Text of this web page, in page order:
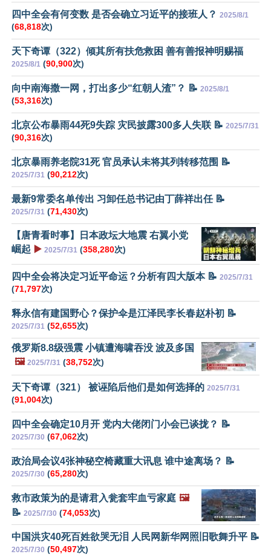
四中全会有何变数 是否会确立习近平的接班人？ 2025/8/1
(68,818次)
天下奇谭（322）倾其所有扶危救困 善有善报神明赐福
2025/8/1 (90,900次)
向中南海撒一网，打出多少“红朝人渣”？ 📝 2025/8/1
(53,316次)
北京公布暴雨44死9失踪 灾民披露300多人失联 📝 2025/7/31
(90,316次)
北京暴雨养老院31死 官员承认未将其列转移范围 📝
2025/7/31 (90,212次)
最新9常委名单传出 习卸任总书记由丁薛祥出任 📝
2025/7/31 (71,430次)
【唐青看时事】日本政坛大地震 右翼小党
崛起 ▶️ 2025/7/31 (358,280次)
四中全会将决定习近平命运？分析有四大版本 📝 2025/7/31
(71,797次)
释永信有建国野心？保护伞是江泽民李长春赵朴初 📝
2025/7/31 (52,655次)
俄罗斯8.8级强震 小镇遭海啸吞没 波及多国
🖼️ 2025/7/31 (38,752次)
天下奇谭（321） 被诬陷后他们是如何选择的 2025/7/31
(91,004次)
四中全会确定10月开 党内大佬闭门小会已谈拢？ 📝
2025/7/30 (67,062次)
政治局会议4张神秘空椅藏重大讯息 谁中途离场？ 📝
2025/7/30 (65,280次)
救市政策为的是请君入瓮套牢血亏家庭 🖼️
📝 2025/7/30 (74,053次)
中国洪灾40死百姓欲哭无泪 人民网新华网照旧歌舞升平 📝
2025/7/30 (50,497次)